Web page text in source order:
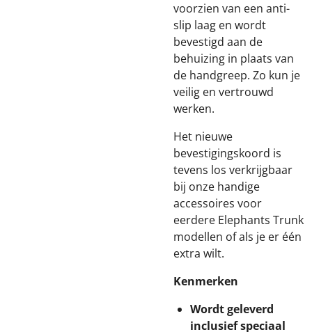
voorzien van een anti-
slip laag en wordt
bevestigd aan de
behuizing in plaats van
de handgreep. Zo kun je
veilig en vertrouwd
werken.
Het nieuwe
bevestigingskoord is
tevens los verkrijgbaar
bij onze handige
accessoires voor
eerdere Elephants Trunk
modellen of als je er één
extra wilt.
Kenmerken
Wordt geleverd
inclusief speciaal